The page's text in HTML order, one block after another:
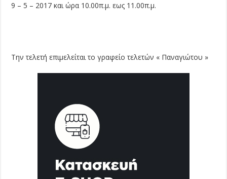
9 – 5 – 2017 και ώρα 10.00π.μ. εως 11.00π.μ.
Την τελετή επιμελείται το γραφείο τελετών « Παναγιώτου »